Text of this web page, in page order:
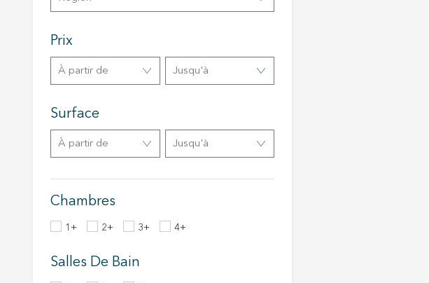
Prix
à partir de Jusqu'à
Surface
à partir de Jusqu'à
Chambres
1+ 2+ 3+ 4+
Salles De Bain